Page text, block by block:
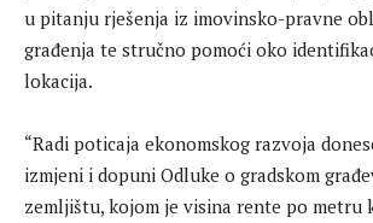
u pitanju rješenja iz imovinsko-pravne
građenja te stručno pomoći oko
lokacija.
“Radi poticaja ekonomskog razvoja
izmjeni i dopuni Odluke o gradskom
zemljištu, kojom je visina rente po metru